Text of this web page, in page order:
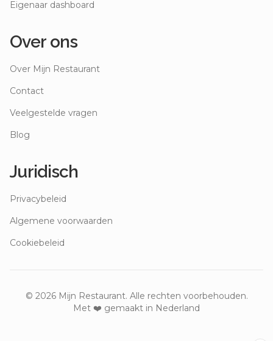
Eigenaar dashboard
Over ons
Over Mijn Restaurant
Contact
Veelgestelde vragen
Blog
Juridisch
Privacybeleid
Algemene voorwaarden
Cookiebeleid
© 2026Mijn Restaurant. Alle rechten voorbehouden.
Met ❤️ gemaakt in Nederland